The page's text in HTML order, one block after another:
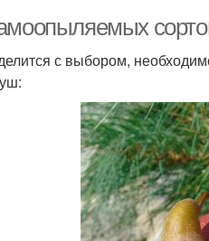
ростовской
с выбором,